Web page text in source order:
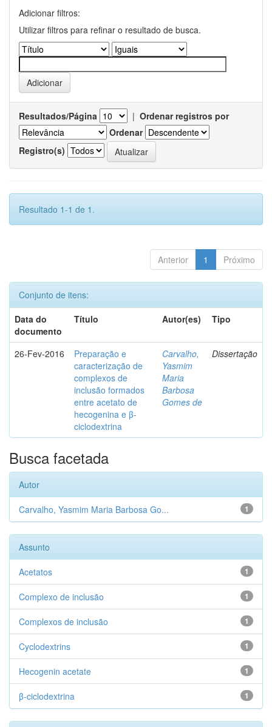
Adicionar filtros:
Utilizar filtros para refinar o resultado de busca.
Resultados/Página | Ordenar registros por
Ordenar
Registro(s)
Resultado 1-1 de 1.
Anterior 1 Próximo
Conjunto de itens:
Data do
documento
Título Autor(es) Tipo
26-Fev-2016
Preparação e
caracterização de
complexos de
inclusão formados
entre acetato de
hecogenina e β-
ciclodextrina
Carvalho,
Yasmim
Maria
Barbosa
Gomes de
Dissertação
Busca facetada
Autor
1
Carvalho, Yasmim Maria Barbosa Go...
Assunto
1
Acetatos
1
Complexo de inclusão
1
Complexos de inclusão
1
Cyclodextrins
1
Hecogenin acetate
1
β-ciclodextrina